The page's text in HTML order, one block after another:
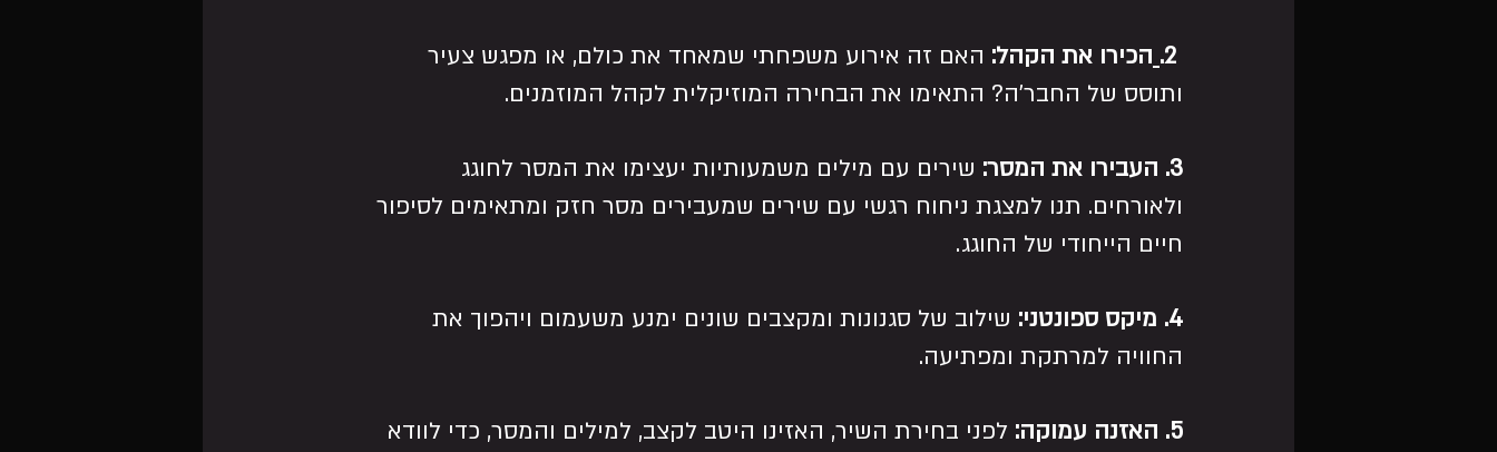
הכירו את הקהל: האם זה אירוע משפחתי שמאחד את כולם, או מפגש צעיר
ותוסס של החבר'ה? התאימו את הבחירה המוזיקלית לקהל המוזמנים.
3. העבירו את המסר:
שירים עם מילים משמעותיות יעצימו את המסר לחוגג
ולאורחים. תנו למצגת ניחוח רגשי עם שירים שמעבירים מסר חזק ומתאימים לסיפור
חיים הייחודי של החוגג.
4. מיקס ספונטני:
שילוב של סגנונות ומקצבים שונים ימנע משעמום ויהפוך את
החוויה למרתקת ומפתיעה.
5. האזנה עמוקה:
לפני בחירת השיר, האזינו היטב לקצב, למילים והמסר, כדי לוודא